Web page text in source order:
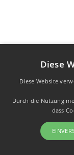
Diese
Diese Website
Durch die Nutzung
dass